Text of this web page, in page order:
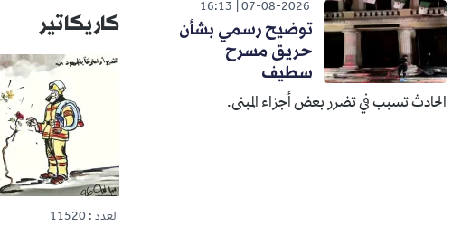
07-08-2026
16:13
توضيح رسمي بشأن
حريق مسرح
سطيف
الحادث تسبب في تضرر بعض أجزاء المبنى.
كاريكاتير
العدد : 11520